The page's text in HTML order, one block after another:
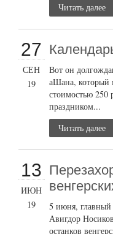
Читать далее
27
СЕН
19
Вот он
аШана, который
стоимостью 250
праздником...
Читать далее
13
ИЮН
19
5 июня, главный
Авигдор
останков